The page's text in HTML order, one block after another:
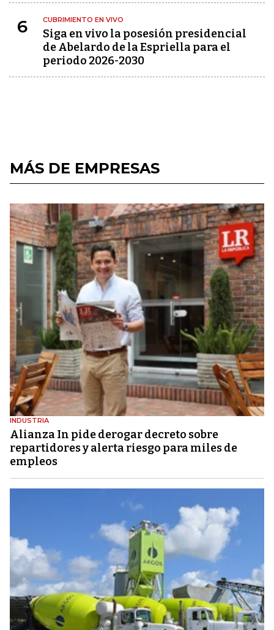
6 CUBRIMIENTO EN VIVO
Siga en vivo la posesión presidencial
de Abelardo de la Espriella para el
periodo 2026-2030
MÁS DE EMPRESAS
INDUSTRIA
Alianza In pide derogar decreto sobre
repartidores y alerta riesgo para miles de
empleos